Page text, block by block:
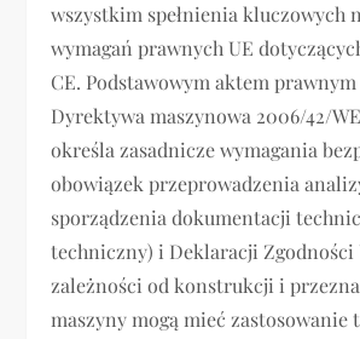
wszystkim spełnienia kluczowych
wymagań prawnych UE
CE. Podstawowym aktem
Dyrektywa maszynowa 2006/42/
określa zasadnicze wymagania
obowiązek przeprowadzenia
sporządzenia dokumentacji
techniczny) i Deklaracji Zgodności
zależności od konstrukcji i
maszyny mogą mieć zastosowanie